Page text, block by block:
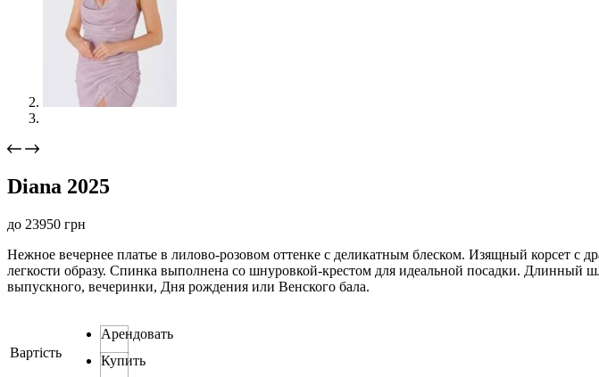
Diana 2025
до 23950 грн
Нежное вечернее платье в лилово-розовом оттенке с деликатным блеском. Изящный корсет с
легкости образу. Спинка выполнена со шнуровкой-крестом для идеальной посадки. Длинный
выпускного, вечеринки, Дня рождения или Венского бала.
Вартість
Арендовать
Купить